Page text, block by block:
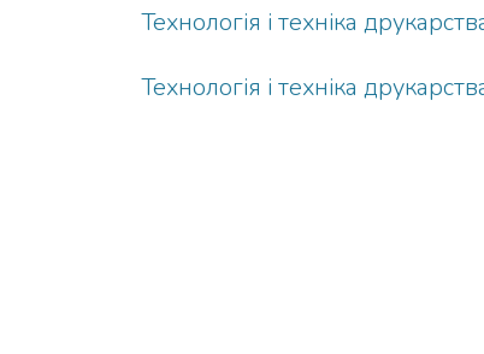
Технологія і техніка
Технологія і техніка